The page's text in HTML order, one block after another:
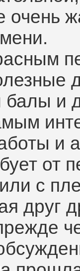
очень
балы и
и
от
с
друг